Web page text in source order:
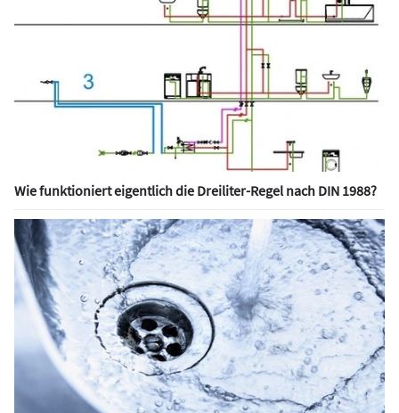
Wie funktioniert eigentlich die Dreiliter-Regel nach DIN 1988?